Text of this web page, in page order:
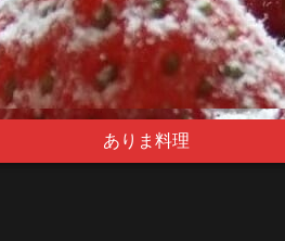
ありま料理